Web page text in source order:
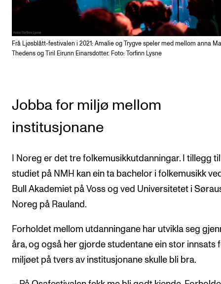
Frå Ljøsblått-festivalen i 2021: Amalie og Trygve speler med mellom anna
Thedens og Tiril Eirunn Einarsdotter. Foto: Torfinn Lysne
Jobba for miljø mellom
institusjonane
I Noreg er det tre folkemusikkutdanningar. I tillegg til
studiet på NMH kan ein ta bachelor i folkemusikk
Bull Akademiet på Voss og ved Universitetet i
Noreg på Rauland.
Forholdet mellom utdanningane har utvikla seg
åra, og også her gjorde studentane ein stor innsats
miljøet på tvers av institusjonane skulle bli bra.